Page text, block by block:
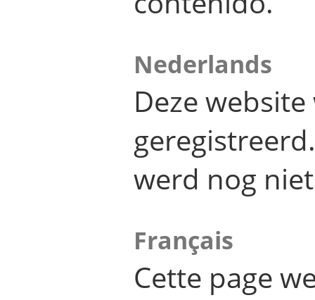
Nederlands
Deze
werd nog
Français
Cette page